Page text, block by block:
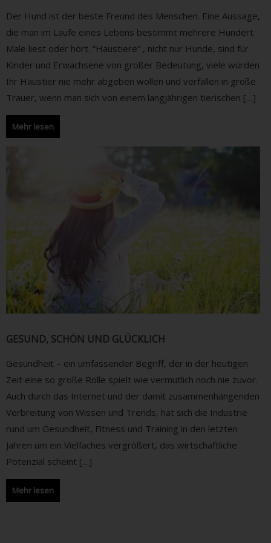
Der Hund ist der beste Freund des Menschen. Eine Aussage,
die man im Laufe eines Lebens bestimmt mehrere Hundert
Male liest oder hört. “Haustiere” , nicht nur Hunde, sind für
Kinder und Erwachsene von großer Bedeutung, viele würden
Ihr Haustier nie mehr abgeben wollen und verfallen in große
Trauer, wenn man sich von einem langjährigen tierischen […]
Mehr lesen
GESUND, SCHÖN UND GLÜCKLICH
Gesundheit – ein umfassender Begriff, der in der heutigen
Zeit eine so große Rolle spielt wie vermutlich noch nie zuvor.
Auch durch das Internet und der damit zusammenhängenden
Verbreitung von Wissen und Trends, hat sich die Industrie
rund um Gesundheit, Fitness und Training in den letzten
Jahren um ein Vielfaches vergrößert, das wirtschaftliche
Potenzial scheint […]
Mehr lesen